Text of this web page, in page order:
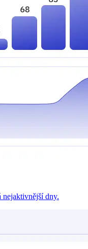
nejaktivnější dny.